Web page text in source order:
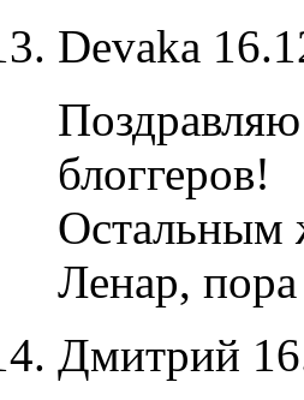
Devaka
блоггеров!
Остальным
Ленар,
Дмитрий